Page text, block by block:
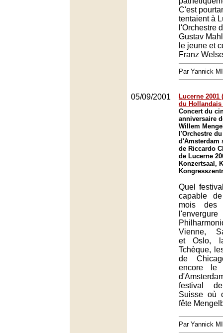
C'est
tentaient à
l'Orchestre
Gustav
le jeune et
Franz
Par Yannick
05/09/2001
Lucerne 2001
du Hollandais
Concert du
anniversaire
Willem
l'Orchestre
d'Amsterdam
de Riccardo
de Lucerne
Konzertsaal,
Quel
capable
mois des
Vienne,
et Oslo,
Tchèque,
de
encore le
festival
Suisse où
fête
Par Yannick